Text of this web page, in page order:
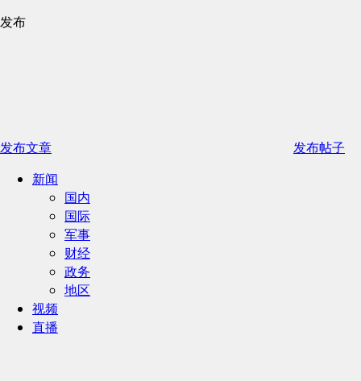
发布
发布文章
发布帖子
新闻
国内
国际
军事
财经
政务
地区
视频
直播